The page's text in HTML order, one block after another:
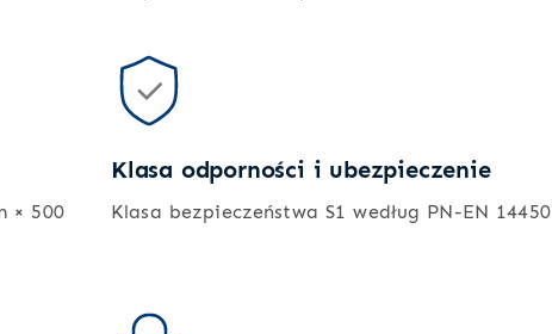
× 500
Klasa odporności i ubezpieczenie
Klasa bezpieczeństwa S1 według PN-EN 14450